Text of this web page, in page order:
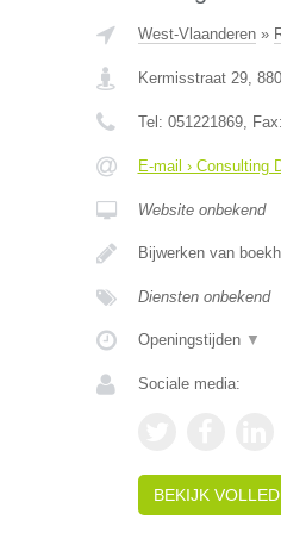
West-Vlaanderen»
Kermisstraat 29,
Tel: 051221869, Fax:
E-mail › Consulting
Website onbekend
Bijwerken van
Diensten onbekend
Openingstijden ▼
Sociale media:
BEKIJK